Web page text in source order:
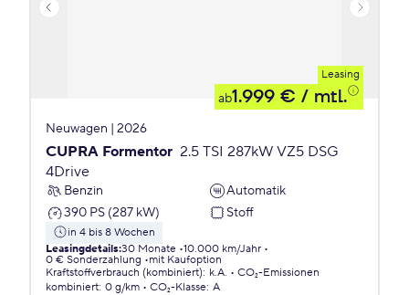
Leasing
ab1.999 € / mtl.
Neuwagen | 2026
CUPRA Formentor 2.5 TSI 287kW VZ5 DSG
4Drive
Benzin
Automatik
390 PS (287 kW)
Stoff
in 4 bis 8 Wochen
Leasingdetails:30 Monate 10.000 km/Jahr
0 € Sonderzahlung
mit Kaufoption
Kraftstoffverbrauch (kombiniert): k.A.
CO₂-Emissionen
kombiniert: 0 g/km CO₂-Klasse: A